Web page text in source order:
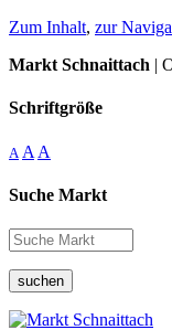
Zum Inhalt, zur
Markt Schnaittach |
Schriftgröße
A A A
Suche Markt
suchen